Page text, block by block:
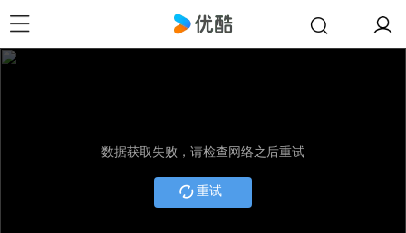
数据获取失败，请检查网络之后重试
重试